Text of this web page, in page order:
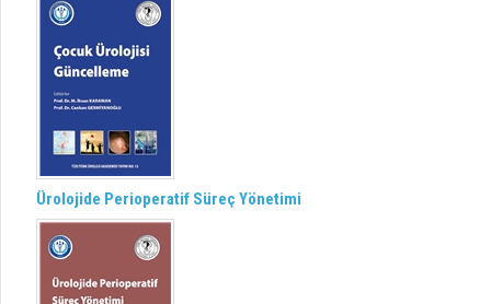
Ürolojide Perioperatif Süreç Yönetimi